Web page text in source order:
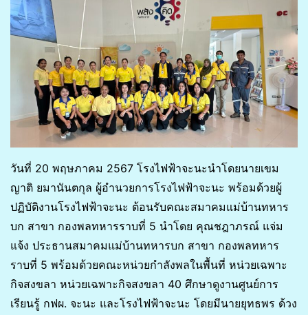
วันที่ 20 พฤษภาคม 2567 โรงไฟฟ้าจะนะนำโดยนายเขม
ญาติ ยมานันตกุล ผู้อํานวยการโรงไฟฟ้าจะนะ พร้อมด้วยผู้
ปฏิบัติงานโรงไฟฟ้าจะนะ ต้อนรับคณะสมาคมแม่บ้านทหาร
บก สาขา กองพลทหารราบที่ 5 นำโดย คุณชฎาภรณ์ แจ่ม
แจ้ง ประธานสมาคมแม่บ้านทหารบก สาขา กองพลทหาร
ราบที่ 5 พร้อมด้วยคณะหน่วยกำลังพลในพื้นที่ หน่วยเฉพาะ
กิจสงขลา หน่วยเฉพาะกิจสงขลา 40 ศึกษาดูงานศูนย์การ
เรียนรู้ กฟผ. จะนะ และโรงไฟฟ้าจะนะ โดยมีนายยุทธพร ด้วง